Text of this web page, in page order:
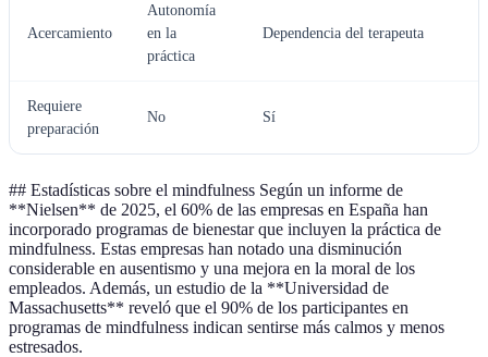
Acercamiento
Autonomía
en la
práctica
Dependencia del terapeuta
Requiere
preparación
No Sí
## Estadísticas sobre el mindfulness Según un informe de
**Nielsen** de 2025, el 60% de las empresas en España han
incorporado programas de bienestar que incluyen la práctica de
mindfulness. Estas empresas han notado una disminución
considerable en ausentismo y una mejora en la moral de los
empleados. Además, un estudio de la **Universidad de
Massachusetts** reveló que el 90% de los participantes en
programas de mindfulness indican sentirse más calmos y menos
estresados.